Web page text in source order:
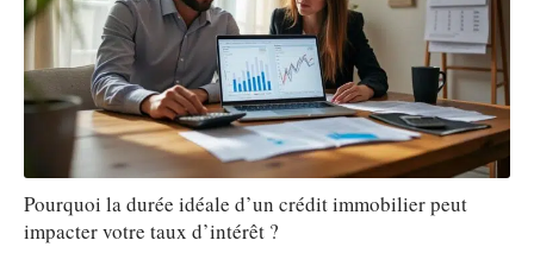
Pourquoi la durée idéale d’un crédit immobilier peut
impacter votre taux d’intérêt ?